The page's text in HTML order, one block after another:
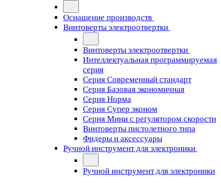
Оснащение производств
Винтоверты электроотвертки
Винтоверты электроотвертки
Интеллектуальная программируемая
серия
Серия Современный стандарт
Серия Базовая экономичная
Серия Норма
Серия Cупер эконом
Серия Мини с регулятором скорости
Винтоверты пистолетного типа
Фидеры и аксессуары
Ручной инструмент для электроники
Ручной инструмент для электроники